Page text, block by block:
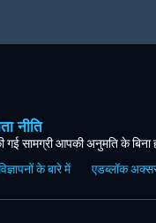
नीति
सामग्री आपकी अनुमति के बिना
के बारे में एडब्लॉक